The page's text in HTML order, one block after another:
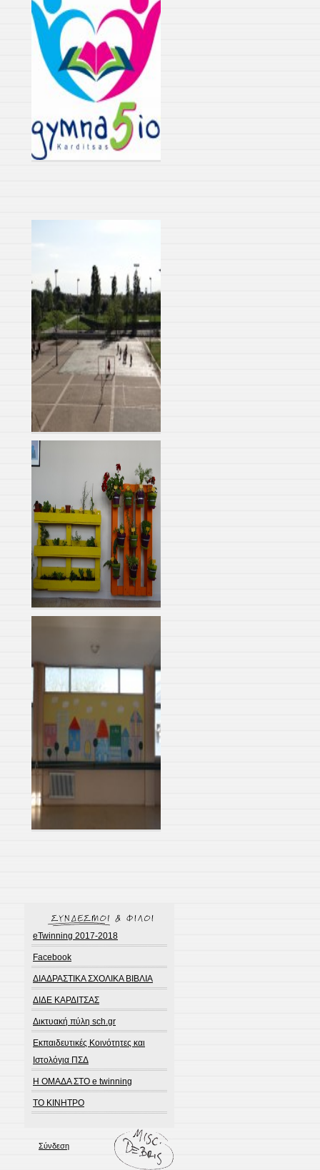
eTwinning 2017-2018
Facebook
ΔΙΑΔΡΑΣΤΙΚΑ ΣΧΟΛΙΚΑ ΒΙΒΛΙΑ
ΔΙΔΕ ΚΑΡΔΙΤΣΑΣ
Δικτυακή πύλη sch.gr
Εκπαιδευτικές Κοινότητες και
Ιστολόγια ΠΣΔ
Η ΟΜΑΔΑ ΣΤΟ e twinning
ΤΟ ΚΙΝΗΤΡΟ
Σύνδεση